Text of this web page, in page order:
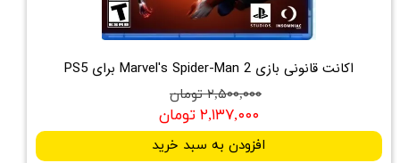
اکانت قانونی بازی Marvel's Spider-Man 2 برای PS5
۲,۵۰۰,۰۰۰ تومان
۲,۱۳۷,۰۰۰ تومان
افزودن به سبد خرید